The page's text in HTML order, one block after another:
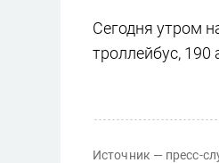
Сегодня утром
троллейбус,
Источник — пресс-